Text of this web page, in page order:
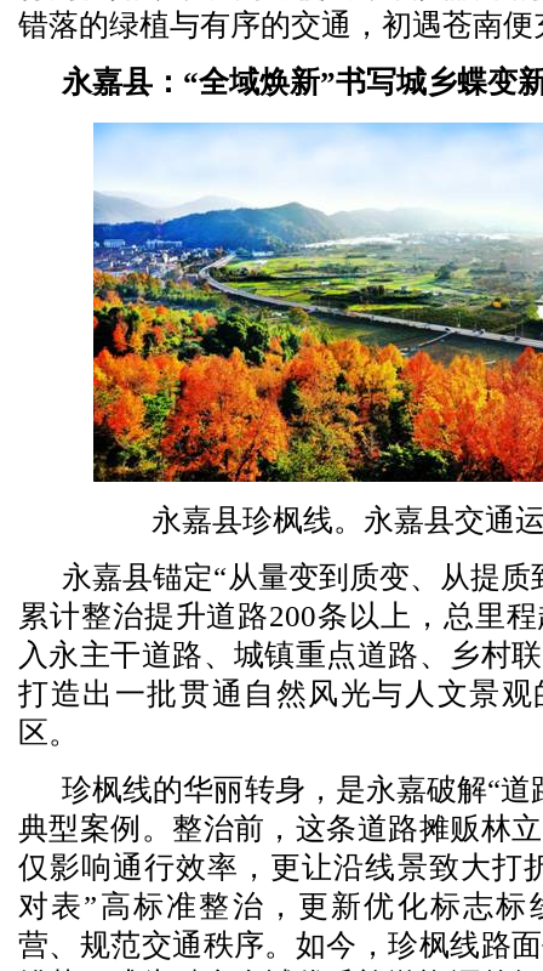
错落的绿植与有序的交通，初遇苍南便
永嘉县：“全域焕新”书写城乡蝶变
永嘉县珍枫线。永嘉县交通
永嘉县锚定“从量变到质变、从提质
累计整治提升道路200条以上，总里
入永主干道路、城镇重点道路、乡村
打造出一批贯通自然风光与人文景
区。
珍枫线的华丽转身，是永嘉破解“道
典型案例。整治前，这条道路摊贩林
仅影响通行效率，更让沿线景致大打
对表”高标准整治，更新优化标志标
营、规范交通秩序。如今，珍枫线路